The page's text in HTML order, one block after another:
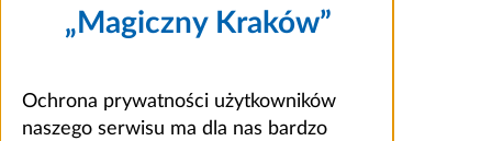
„Magiczny Kraków”
Ochrona prywatności użytkowników
naszego serwisu ma dla nas bardzo